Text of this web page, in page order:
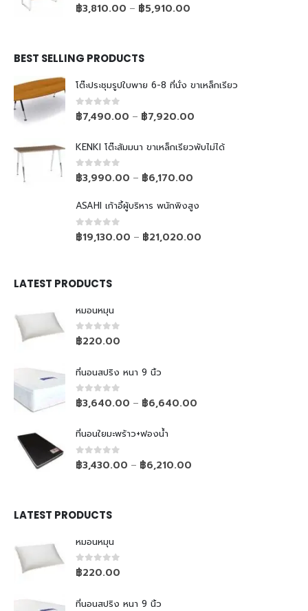
0out of 5
฿3,810.00 – ฿5,910.00
BEST SELLING PRODUCTS
โต๊ะประชุมรูปใบพาย 6-8 ที่นั่ง ขาเหล็กเรียว
0out of 5
฿7,490.00 – ฿7,920.00
KENKI โต๊ะสัมมนา ขาเหล็กเรียวพับไม่ได้
0out of 5
฿3,990.00 – ฿6,170.00
ASAHI เก้าอี้ผู้บริหาร พนักพิงสูง
0out of 5
฿19,130.00 – ฿21,020.00
LATEST PRODUCTS
หมอนหมุน
0out of 5
฿220.00
ที่นอนสปริง หนา 9 นิ้ว
0out of 5
฿3,640.00 – ฿6,640.00
ที่นอนใยมะพร้าว+ฟองน้ำ
0out of 5
฿3,430.00 – ฿6,210.00
LATEST PRODUCTS
หมอนหมุน
0out of 5
฿220.00
ที่นอนสปริง หนา 9 นิ้ว